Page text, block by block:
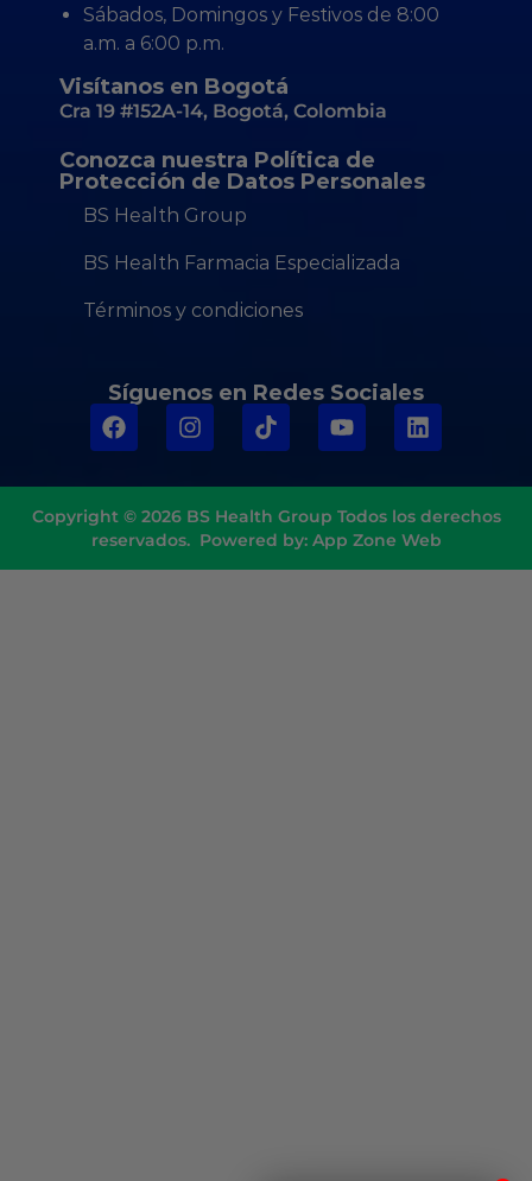
Sábados, Domingos y Festivos de 8:00
a.m. a 6:00 p.m.
Visítanos en Bogotá
Cra 19 #152A-14, Bogotá, Colombia
Conozca nuestra Política de
Protección de Datos Personales
BS Health Group
BS Health Farmacia Especializada
Términos y condiciones
Síguenos en Redes Sociales
Copyright © 2026 BS Health Group Todos los derechos
reservados. Powered by: App Zone Web